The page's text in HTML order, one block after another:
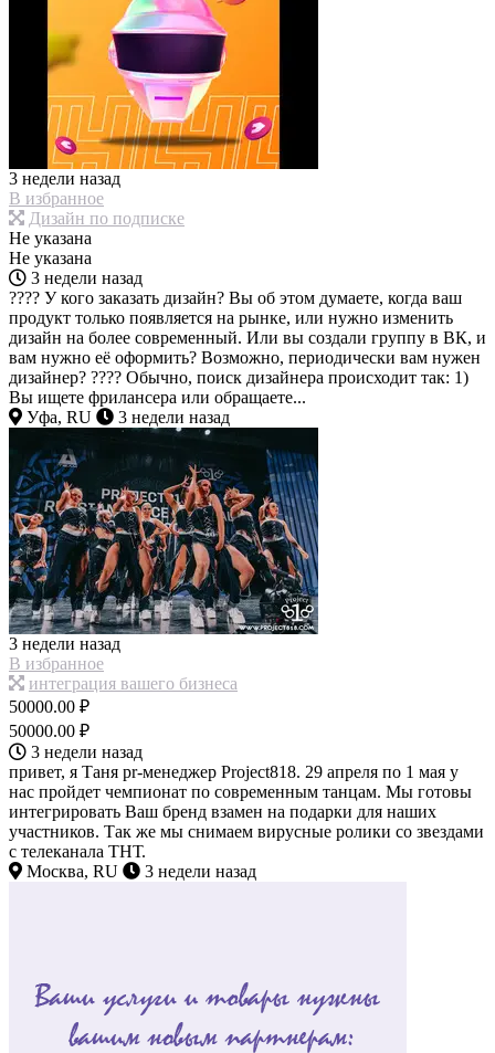
3 недели назад
В избранное
Дизайн по подписке
Не указана
Не указана
3 недели назад
???? У кого заказать дизайн? Вы об этом думаете, когда ваш
продукт только появляется на рынке, или нужно изменить
дизайн на более современный. Или вы создали группу в ВК, и
вам нужно её оформить? Возможно, периодически вам нужен
дизайнер? ???? Обычно, поиск дизайнера происходит так: 1)
Вы ищете фрилансера или обращаете...
Уфа, RU
3 недели назад
3 недели назад
В избранное
интеграция вашего бизнеса
50000.00 ₽
50000.00 ₽
3 недели назад
привет, я Таня pr-менеджер Project818. 29 апреля по 1 мая у
нас пройдет чемпионат по современным танцам. Мы готовы
интегрировать Ваш бренд взамен на подарки для наших
участников. Так же мы снимаем вирусные ролики со звездами
с телеканала ТНТ.
Москва, RU
3 недели назад